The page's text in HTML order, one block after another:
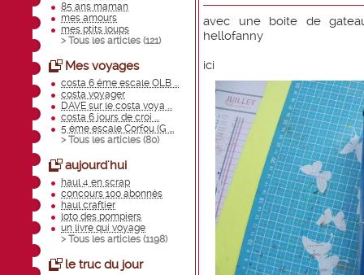
85 ans maman
mes amours
mes ptits loups
> Tous les articles (121)
Mes voyages
costa 6 éme escale OLB ...
costa voyager
DAVE sur le costa voya ...
costa 6 jours de croi ...
5 éme escale Corfou (G ...
> Tous les articles (80)
aujourd'hui
haul 4 en scrap
concours 100 abonnés
haul craftier
loto des pompiers
un livre qui voyage
> Tous les articles (1198)
le truc du jour
avec une boite de
hellofanny
ici